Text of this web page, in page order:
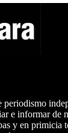
periodismo
e informar de
y en primicia